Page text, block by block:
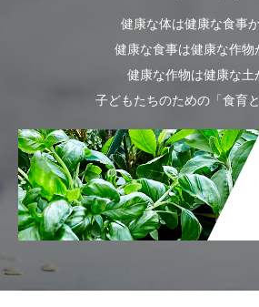
健康な体は健康な食事か
健康な食事は健康な作物
健康な作物は健康な土
子どもたちのための「食育